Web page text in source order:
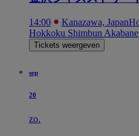
14:00 Kanazawa, Japan
Hokkoku Shimbun
Tickets weergeven
sep
20
zo.